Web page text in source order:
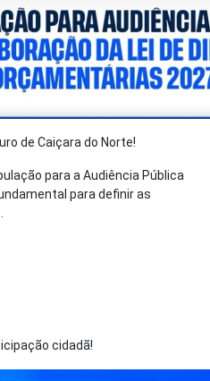
de Caiçara do Norte!
para a Audiência Pública
para definir as
cidadã!